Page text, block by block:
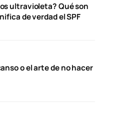
ultravioleta? Qué son
de verdad el SPF
o el arte de no hacer